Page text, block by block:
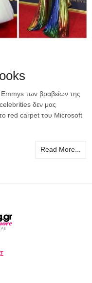
των βραβείων της
δεν μας
red carpet του Microsoft
Read More...